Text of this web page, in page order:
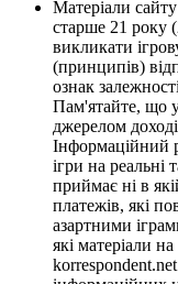
Матеріали
старше 21 року
викликати
(принципів)
ознак
Пам'ятайте, що
джерелом
Інформаційний
ігри на реальні
приймає ні в
платежів, які
азартними
які матеріали